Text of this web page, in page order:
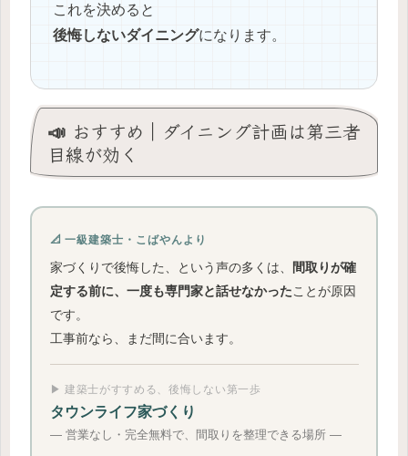
これを決めると
後悔しないダイニングになります。
📣 おすすめ｜ダイニング計画は第三者
目線が効く
📐 一級建築士・こばやんより
家づくりで後悔した、という声の多くは、 間取りが確
定する前に、一度も専門家と話せなかったことが原因
です。
工事前なら、まだ間に合います。
▶ 建築士がすすめる、後悔しない第一歩
タウンライフ家づくり
― 営業なし・完全無料で、間取りを整理できる場所 ―